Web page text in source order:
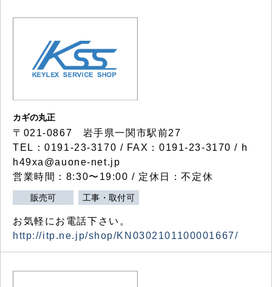
カギの丸正
〒021-0867 岩手県一関市駅前27
TEL：0191-23-3170 / FAX：0191-23-3170 / h
h49xa@auone-net.jp
営業時間：8:30〜19:00 / 定休日：不定休
販売可 工事・取付可
お気軽にお電話下さい。
http://itp.ne.jp/shop/KN0302101100001667/